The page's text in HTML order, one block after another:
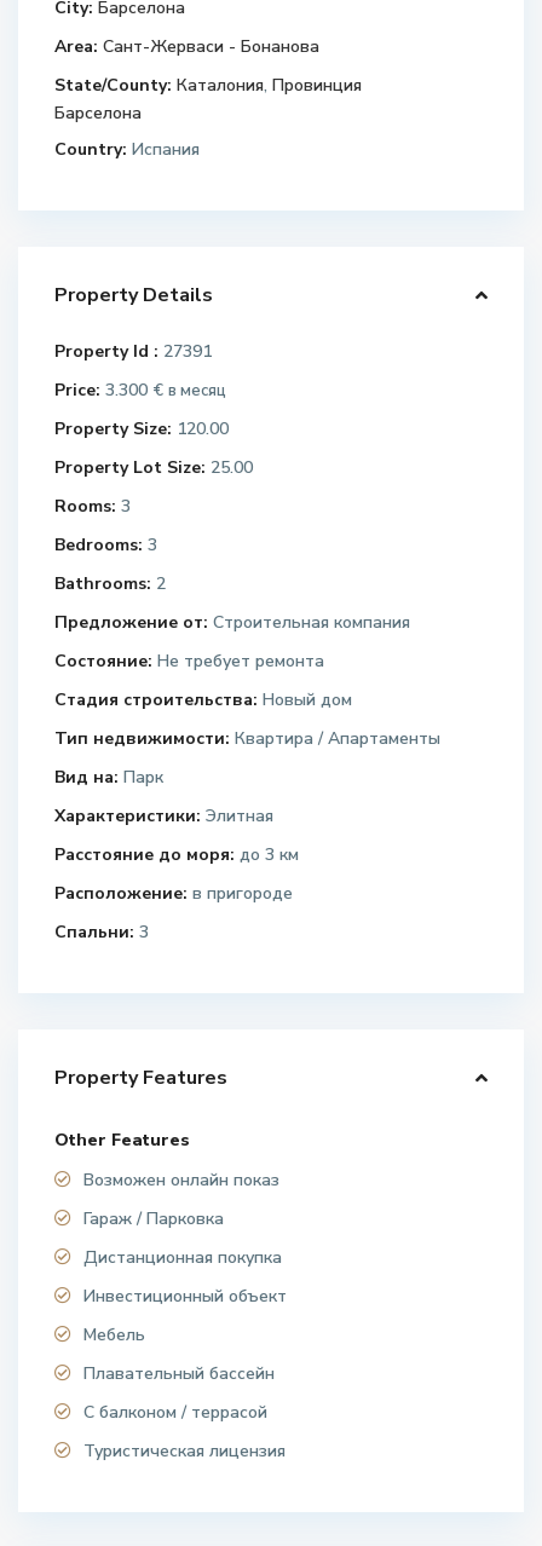
City: Барселона
Area: Сант-Жерваси - Бонанова
State/County: Каталония,Провинция
Барселона
Country: Испания
Property Details
Property Id : 27391
Price: 3.300 €в месяц
Property Size: 120.00
Property Lot Size: 25.00
Rooms: 3
Bedrooms: 3
Bathrooms: 2
Предложение от: Строительная компания
Состояние: Не требует ремонта
Стадия строительства: Новый дом
Тип недвижимости: Квартира / Апартаменты
Вид на: Парк
Характеристики: Элитная
Расстояние до моря: до 3 км
Расположение: в пригороде
Спальни: 3
Property Features
Other Features
Возможен онлайн показ
Гараж / Парковка
Дистанционная покупка
Инвестиционный объект
Мебель
Плавательный бассейн
С балконом / террасой
Туристическая лицензия